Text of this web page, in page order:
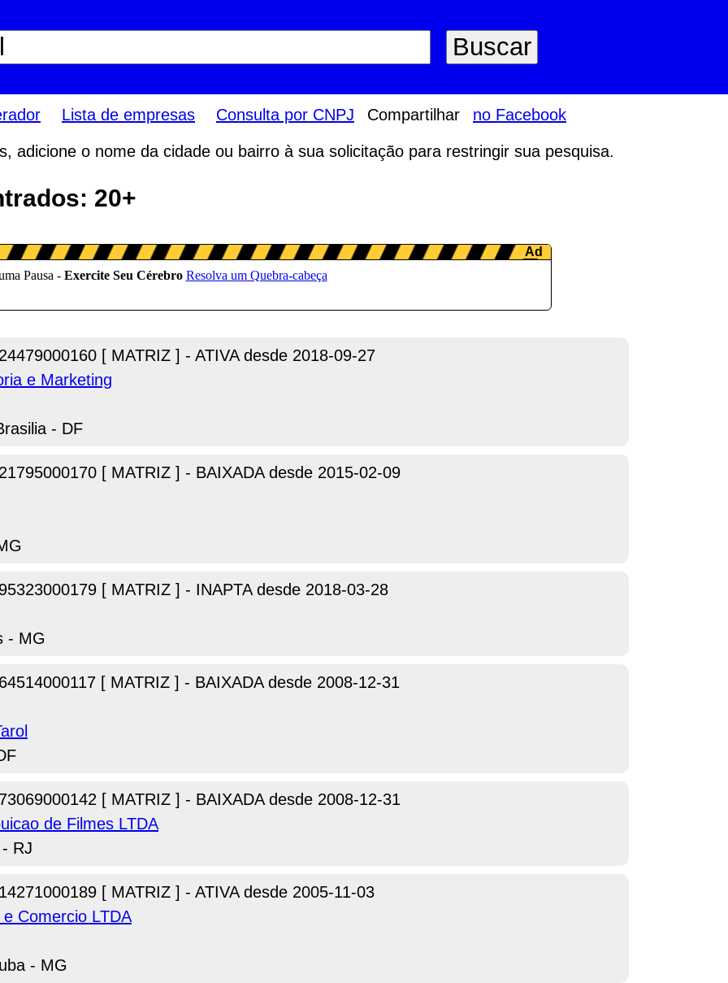
Lista de empresas Consulta por CNPJ Compartilhar no Facebook
adicione o nome da cidade ou bairro à sua solicitação para restringir sua pesquisa.
20+
[ MATRIZ ] - ATIVA desde 2018-09-27
e Marketing
- DF
[ MATRIZ ] - BAIXADA desde 2015-02-09
[ MATRIZ ] - INAPTA desde 2018-03-28
- MG
[ MATRIZ ] - BAIXADA desde 2008-12-31
[ MATRIZ ] - BAIXADA desde 2008-12-31
de Filmes LTDA
RJ
[ MATRIZ ] - ATIVA desde 2005-11-03
Comercio LTDA
- MG